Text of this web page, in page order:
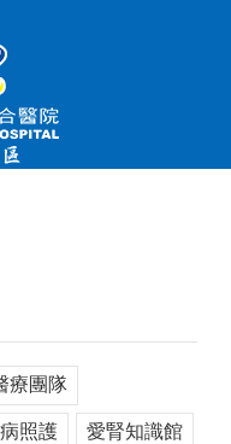
療團隊
照護 愛腎知識館